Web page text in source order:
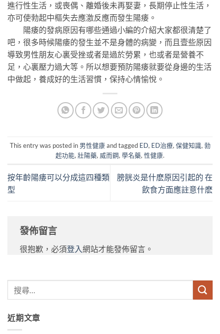
進行性生活，或喪偶、離婚後未再娶妻，長期停止性生活，
亦可使勃起中樞失去應激反應而發生陽痿。
陽痿的發病原因有哪些通過小編的介紹大家都很清楚了
吧，很多時候陽痿的發生並不是身體的病變，而且壹些原因
導致男性朋友心裏受挫或者是過於勞累，也或者是營養不
足，心裏壓力過大等。所以想要預防陽痿就要從身邊的生活
中做起，養成好的生活習慣，保持心情愉悅。
This entry was posted in 男性健康and tagged ED, ED治療, 保健知識, 勃
起功能, 壯陽藥, 威而鋼, 學名藥, 性健康.
按年齡陽痿可以分成這四種類
型
膀胱炎是什麽原因引起的 在
飲食方面應註意什麽
發佈留言
很抱歉，必須登入網站才能發佈留言。
近期文章